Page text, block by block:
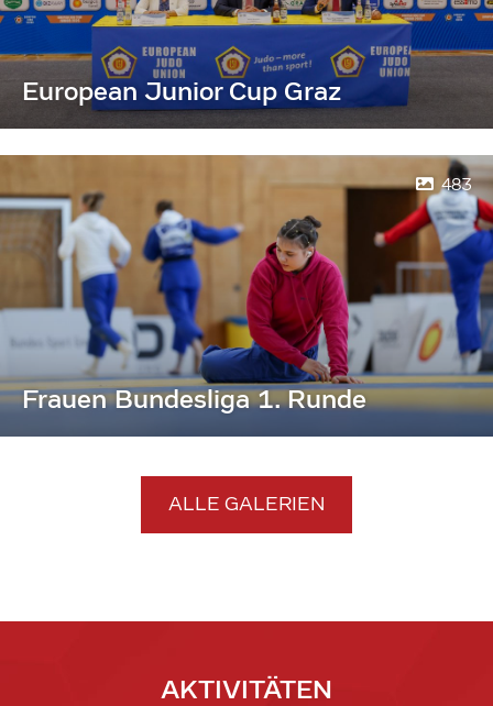
European Junior Cup Graz
483
Frauen Bundesliga 1. Runde
ALLE GALERIEN
AKTIVITÄTEN